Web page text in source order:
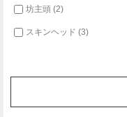
坊主頭 (2)
スキンヘッド (3)